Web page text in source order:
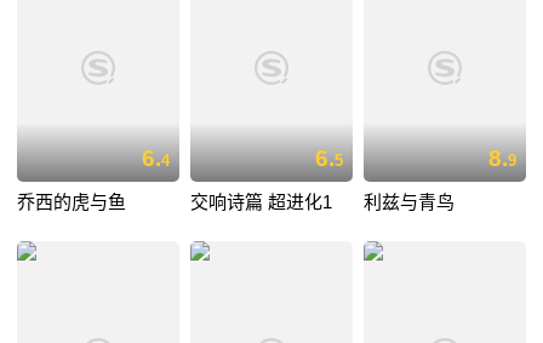
6.4
乔西的虎与鱼
6.5
交响诗篇 超进化1
8.9
利兹与青鸟